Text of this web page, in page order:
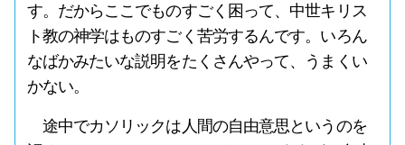
す。だからここでものすごく困って、中世キリス
ト教の神学はものすごく苦労するんです。いろん
なばかみたいな説明をたくさんやって、うまくい
かない。
途中でカソリックは人間の自由意思というのを